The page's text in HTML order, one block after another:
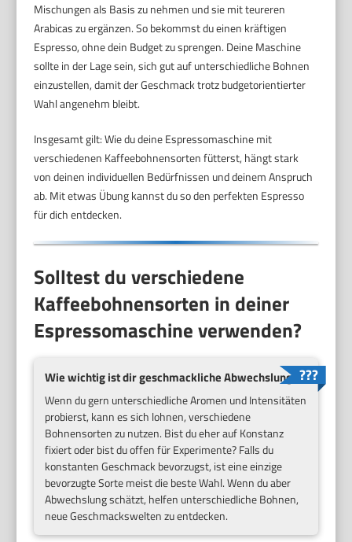
Mischungen als Basis zu nehmen und sie mit teureren
Arabicas zu ergänzen. So bekommst du einen kräftigen
Espresso, ohne dein Budget zu sprengen. Deine Maschine
sollte in der Lage sein, sich gut auf unterschiedliche Bohnen
einzustellen, damit der Geschmack trotz budgetorientierter
Wahl angenehm bleibt.
Insgesamt gilt: Wie du deine Espressomaschine mit
verschiedenen Kaffeebohnensorten fütterst, hängt stark
von deinen individuellen Bedürfnissen und deinem Anspruch
ab. Mit etwas Übung kannst du so den perfekten Espresso
für dich entdecken.
Solltest du verschiedene
Kaffeebohnensorten in deiner
Espressomaschine verwenden?
Wie wichtig ist dir geschmackliche Abwechslung?
Wenn du gern unterschiedliche Aromen und Intensitäten
probierst, kann es sich lohnen, verschiedene
Bohnensorten zu nutzen. Bist du eher auf Konstanz
fixiert oder bist du offen für Experimente? Falls du
konstanten Geschmack bevorzugst, ist eine einzige
bevorzugte Sorte meist die beste Wahl. Wenn du aber
Abwechslung schätzt, helfen unterschiedliche Bohnen,
neue Geschmackswelten zu entdecken.